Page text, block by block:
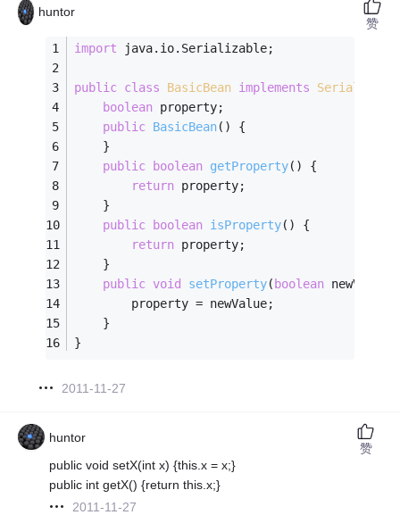
huntor
import java.io.Serializable;
public class BasicBean implements
boolean property;
public BasicBean()
{
    }
public
boolean getProperty()
{
return property;
    }
public
boolean isProperty()
{
return property;
    }
public void setProperty( boolean newValue)
        property = newValue;
    }
}
2011-11-27
赞
huntor
public void setX(int x) {this.x = x;}
public int getX() {return this.x;}
2011-11-27
赞